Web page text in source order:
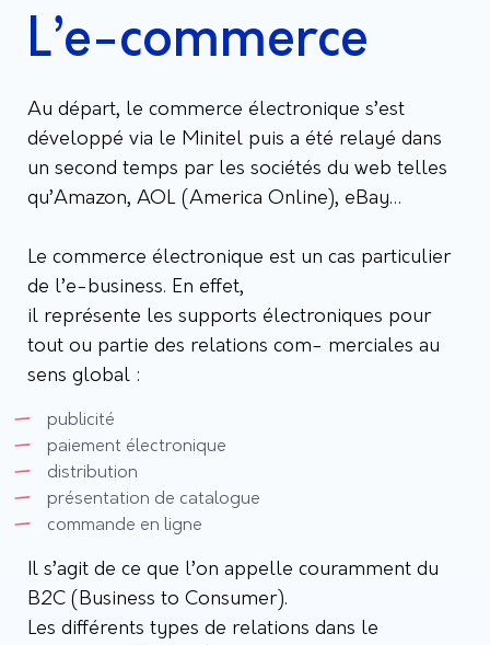
L’e-commerce
Au départ, le commerce électronique s’est
développé via le Minitel puis a été relayé dans
un second temps par les sociétés du web telles
qu’Amazon, AOL (America Online), eBay…
Le commerce électronique est un cas particulier
de l’e-business. En effet,
il représente les supports électroniques pour
tout ou partie des relations com- merciales au
sens global :
publicité
paiement électronique
distribution
présentation de catalogue
commande en ligne
Il s’agit de ce que l’on appelle couramment du
B2C (Business to Consumer).
Les différents types de relations dans le